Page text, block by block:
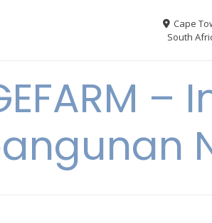
Cape
South